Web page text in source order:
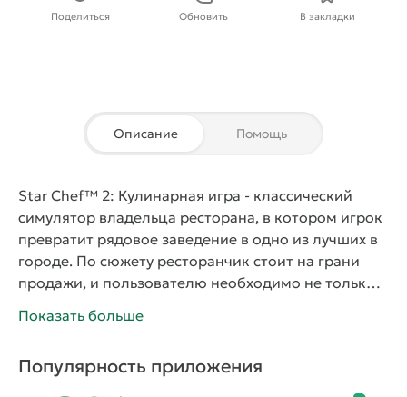
Поделиться Обновить В закладки
Описание Помощь
Star Chef™ 2: Кулинарная игра - классический
симулятор владельца ресторана, в котором игрок
превратит рядовое заведение в одно из лучших в
городе. По сюжету ресторанчик стоит на грани
продажи, и пользователю необходимо не только
элитной. Для этого ему предстоит посредством
бургеров и пиццы, а заканчивая пастой, фрикасе и
вафлями. Попутно с этим тут нужно улучшать
Показать больше
Популярность приложения